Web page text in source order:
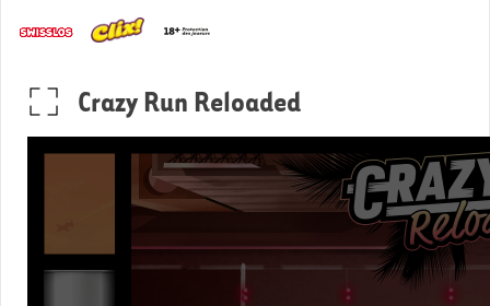
Crazy Run Reloaded